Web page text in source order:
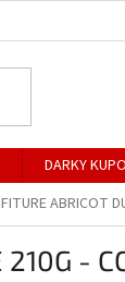
DARKY
ABRICOT
-